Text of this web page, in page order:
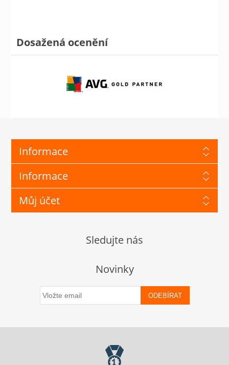
Dosažená ocenění
Informace
Informace
Můj účet
Sledujte nás
Novinky
ODEBÍRAT